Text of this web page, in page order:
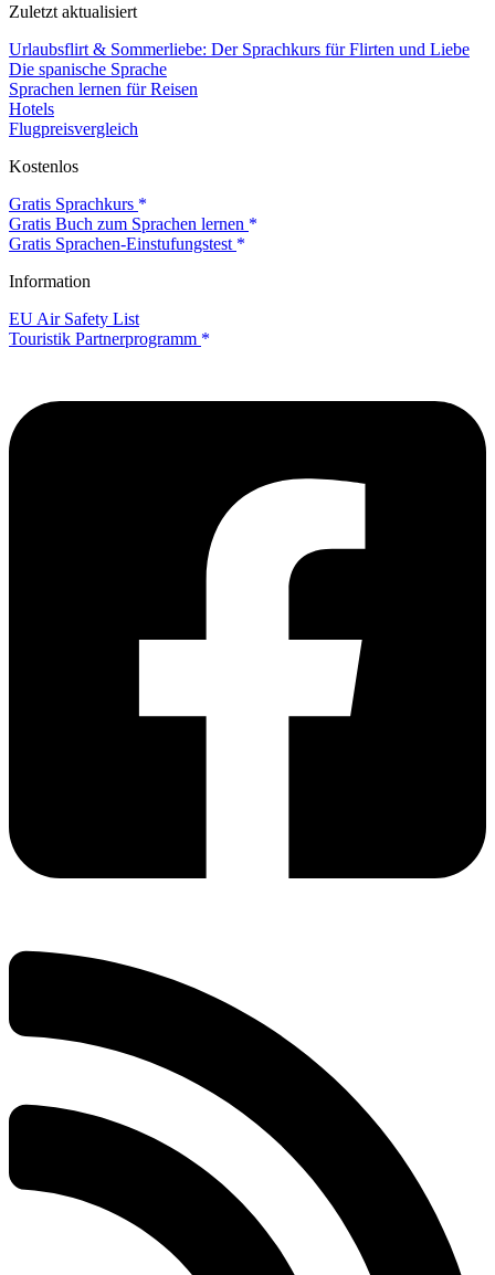
Zuletzt aktualisiert
Urlaubsflirt & Sommerliebe: Der Sprachkurs für Flirten und Liebe
Die spanische Sprache
Sprachen lernen für Reisen
Hotels
Flugpreisvergleich
Kostenlos
Gratis Sprachkurs
Gratis Buch zum Sprachen lernen
Gratis Sprachen-Einstufungstest
Information
EU Air Safety List
Touristik Partnerprogramm